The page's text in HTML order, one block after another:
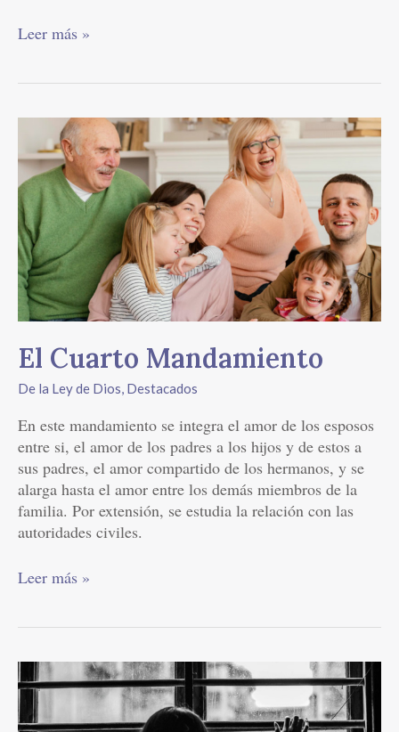
Leer más »
El Cuarto Mandamiento
De la Ley de Dios, Destacados
En este mandamiento se integra el amor de los esposos
entre si, el amor de los padres a los hijos y de estos a
sus padres, el amor compartido de los hermanos, y se
alarga hasta el amor entre los demás miembros de la
familia. Por extensión, se estudia la relación con las
autoridades civiles.
Cuarto
Mandamiento
Leer más »
Causas
de
la